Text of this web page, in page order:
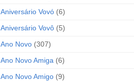
Aniversário Vovó (6)
Aniversário Vovô (5)
Ano Novo (307)
Ano Novo Amiga (6)
Ano Novo Amigo (9)